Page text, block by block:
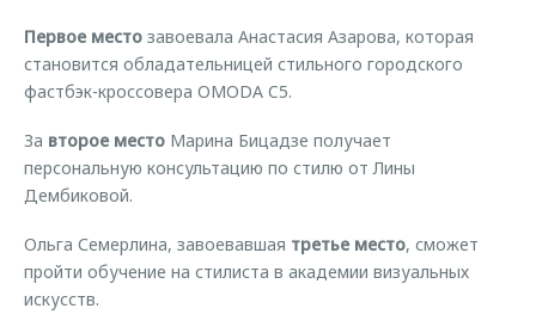
Первое место завоевала Анастасия Азарова, которая
становится обладательницей стильного городского
фастбэк-кроссовера OMODA C5.
За второе место Марина Бицадзе получает
персональную консультацию по стилю от Лины
Дембиковой.
Ольга Семерлина, завоевавшая третье место, сможет
пройти обучение на стилиста в академии визуальных
искусств.